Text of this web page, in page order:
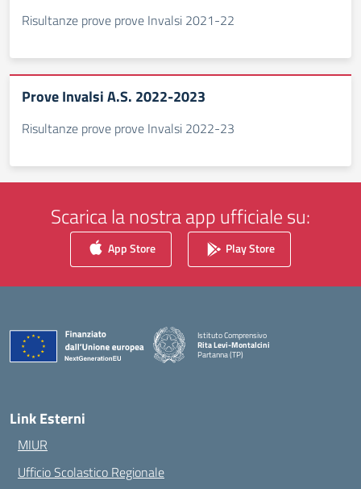
Risultanze prove prove Invalsi 2021-22
Prove Invalsi A.S. 2022-2023
Risultanze prove prove Invalsi 2022-23
Scarica la nostra app ufficiale su:
App Store Play Store
Istituto Comprensivo
Rita Levi-Montalcini
Partanna (TP)
Link Esterni
MIUR
Ufficio Scolastico Regionale